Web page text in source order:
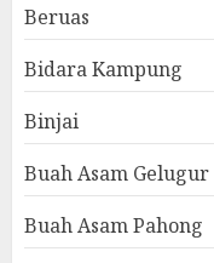
Beruas
Bidara Kampung
Binjai
Buah Asam Gelugur
Buah Asam Pahong